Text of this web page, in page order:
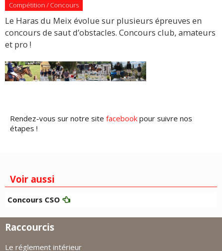
Contact
Compétition / Concours
Le Haras du Meix évolue sur plusieurs épreuves en
concours de saut d’obstacles. Concours club, amateurs
et pro !
Rendez-vous sur notre site facebook pour suivre nos
étapes !
Voir aussi
Concours CSO
Raccourcis
Le réglement intérieur